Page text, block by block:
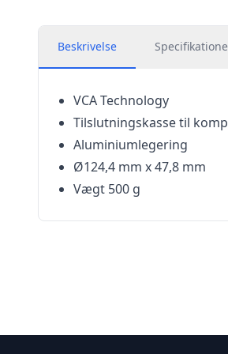
Beskrivelse
VCA Technology
Tilslutningskasse til
Aluminiumlegering
Ø124,4 mm x 47,8 mm
Vægt 500 g